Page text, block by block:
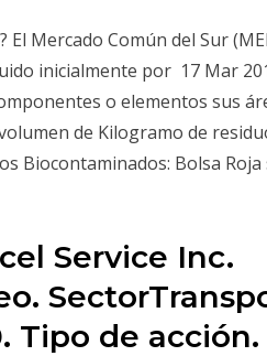
Mercado Común del Sur
inicialmente por 17 Mar
o elementos sus
de Kilogramo de
Biocontaminados: Bolsa
Service Inc.
Tipo de acción.